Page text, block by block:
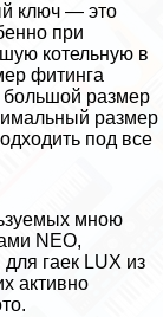
ключ — это
при
котельную в
фитинга
размер
размер
под все
мною
NEO,
гаек LUX из
активно